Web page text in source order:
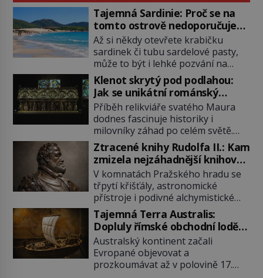
Tajemná Sardinie: Proč se na
tomto ostrově nedoporučuje
pytlovat „mořské brambory“?
Až si někdy otevřete krabičku
sardinek či tubu sardelové pasty,
může to být i lehké pozvání na
cestu do srdce Středozemního
moře, na ostrov hrdých Sardů.
Věděli jste, že to byl právě italský
ostrov Sardinie, jenž těmto
produktům moře propůjčil své
jméno. Co dalšího je pro Sardinii
typické a pro Středoevropana
zajímavé? Na mapách má […]
Klenot skrytý pod podlahou:
Jak se unikátní románský
poklad dostal do zapadlého
Bečova?
Příběh relikviáře svatého Maura
dodnes fascinuje historiky i
milovníky záhad po celém světě.
Tato románská zlatnická památka
ze 13. století je po českých
korunovačních klenotech druhým
nejcennějším movitým majetkem v
České republice. Přestože byl
klenot v roce 1985 po dramatickém
pátrání kriminalistů úspěšně
nalezen, jeho minulost stále
obestírá hustá mlha. Otázky, jak
přesně se tato […]
Ztracené knihy Rudolfa II.: Kam
zmizela nejzáhadnější knihovna
Evropy?
V komnatách Pražského hradu se
třpytí křišťály, astronomické
přístroje i podivné alchymistické
rukopisy. Císař Rudolf II.
shromažďuje vše, co souvisí s
tajemstvím přírody, hvězd i
lidského poznání. Jenže po jeho
smrti se jeho slavné sbírky začínají
rozpadat a část z nich mizí navždy.
Tajemná Terra Australis:
Dopluly římské obchodní lodě
až do Austrálie?
Australský kontinent začali
Evropané objevovat a
prozkoumávat až v polovině 17.